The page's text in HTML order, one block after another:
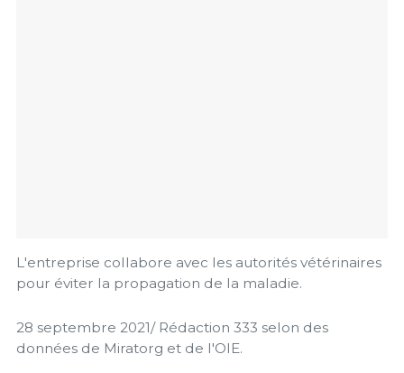
L'entreprise collabore avec les autorités vétérinaires
pour éviter la propagation de la maladie.
28 septembre 2021/ Rédaction 333 selon des
données de Miratorg et de l'OIE.